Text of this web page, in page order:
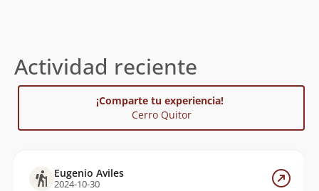
Actividad reciente
¡Comparte tu experiencia!
Cerro Quitor
Eugenio Aviles
2024-10-30